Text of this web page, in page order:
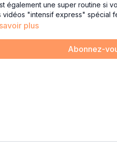
également une super routine si
vidéos "intensif express" spécial
plus
Abonnez-